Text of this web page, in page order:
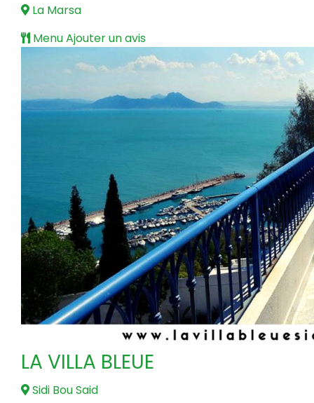
La Marsa
MenuAjouter un avis
LA VILLA BLEUE
Sidi Bou Said